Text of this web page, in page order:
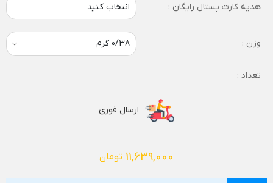
هدیه کارت پستال رایگان : انتخاب کنید
وزن :
تعداد :
ارسال فوری
11,639,000 تومان